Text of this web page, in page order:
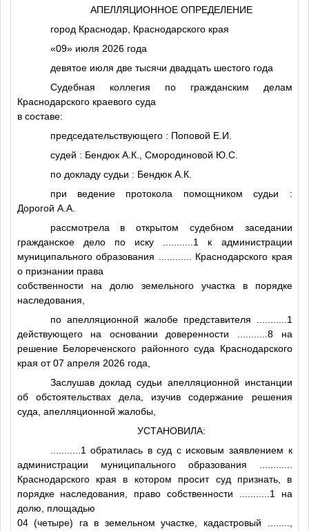
АПЕЛЛЯЦИОННОЕ ОПРЕДЕЛЕНИЕ
город Краснодар, Краснодарского края
«09» июля 2026 года
девятое июля две тысячи двадцать шестого года
Судебная коллегия по гражданским делам
Краснодарского краевого суда
в составе:
председательствующего : Поповой Е.И.
судей : Бендюк А.К., Смородиновой Ю.С.
по докладу судьи : Бендюк А.К.
при ведение протокола помощником судьи :
Дорогой А.А.
рассмотрела в открытом судебном заседании
гражданское дело по иску
...........1
к администрации
муниципального образования
Краснодарского края
о признании права
собственности на долю земельного участка в порядке
наследования,
по апелляционной жалобе представителя
...........1
действующего на основании доверенности
...........8на
решение Белореченского районного суда Краснодарского
края от 07 апреля 2026 года,
Заслушав доклад судьи апелляционной инстанции
об обстоятельствах дела, изучив содержание решения
суда, апелляционной жалобы,
УСТАНОВИЛА:
...........1 обратилась в суд с исковым заявлением к
администрации муниципального образования
Краснодарского края в котором просит суд признать, в
порядке наследования, право собственности
...........1
на
долю, площадью
04 (четыре) га в земельном участке, кадастровый